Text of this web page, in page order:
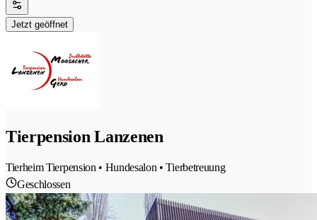
Jetzt geöffnet
Tierpension Lanzenen
Tierheim Tierpension • Hundesalon • Tierbetreuung
Geschlossen